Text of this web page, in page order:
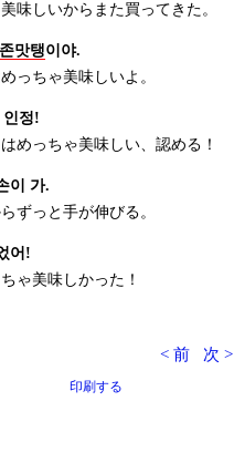
味しいからまた買ってきた。
존맛탱이야.
っちゃ美味しいよ。
인정!
めっちゃ美味しい、認める！
이 가.
ずっと手が伸びる。
어!
ゃ美味しかった！
< 前 次 >
印刷する